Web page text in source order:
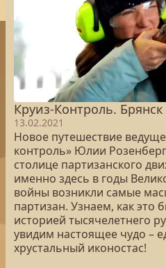
Круиз-Контроль.
13.02.2021
Новое путешествие
контроль» Юлии
столице партизанского
именно здесь в годы
войны возникли самые
партизан. Узнаем, как это
историей тысячелетнего
увидим настоящее чудо –
хрустальный иконостас!